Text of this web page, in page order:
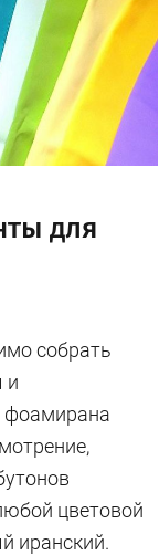
для
собрать
и
фоамирана
цветовой
иранский.